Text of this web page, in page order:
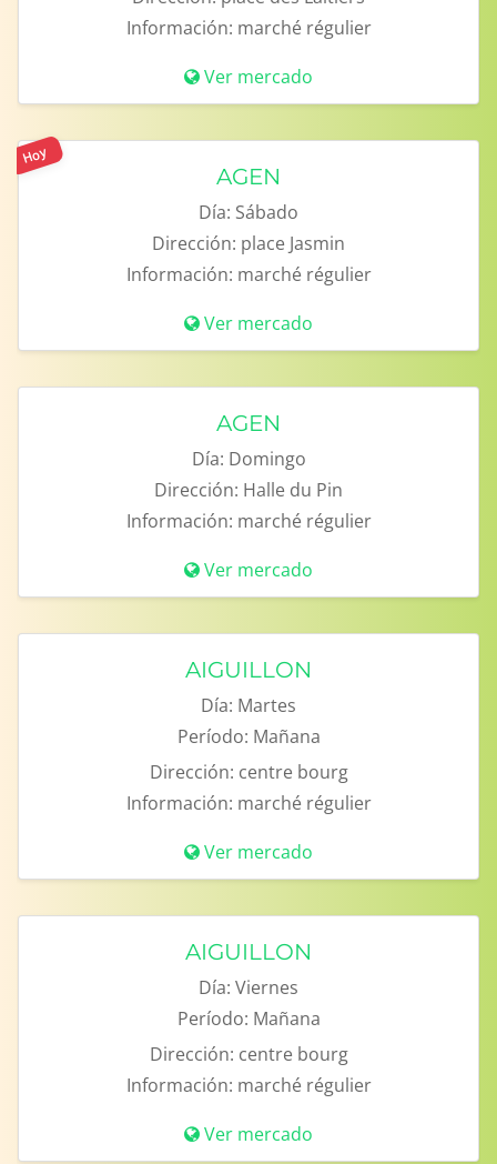
Información: marché régulier
Ver mercado
Hoy
AGEN
Día: Sábado
Dirección: place Jasmin
Información: marché régulier
Ver mercado
AGEN
Día: Domingo
Dirección: Halle du Pin
Información: marché régulier
Ver mercado
AIGUILLON
Día: Martes
Período: Mañana
Dirección: centre bourg
Información: marché régulier
Ver mercado
AIGUILLON
Día: Viernes
Período: Mañana
Dirección: centre bourg
Información: marché régulier
Ver mercado